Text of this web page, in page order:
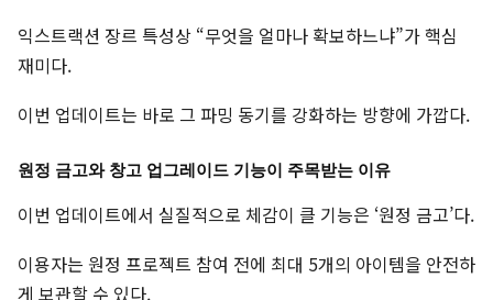
익스트랙션 장르 특성상 “무엇을 얼마나 확보하느냐”가 핵심
재미다.
이번 업데이트는 바로 그 파밍 동기를 강화하는 방향에 가깝다.
원정 금고와 창고 업그레이드 기능이 주목받는 이유
이번 업데이트에서 실질적으로 체감이 클 기능은 ‘원정 금고’다.
이용자는 원정 프로젝트 참여 전에 최대 5개의 아이템을 안전하
게 보관할 수 있다.